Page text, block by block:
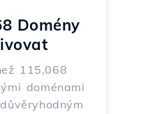
Domény
115,068
doménami